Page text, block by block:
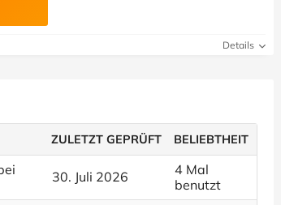
Details
ZULETZT GEPRÜFT BELIEBTHEIT
30. Juli 2026
4 Mal
benutzt